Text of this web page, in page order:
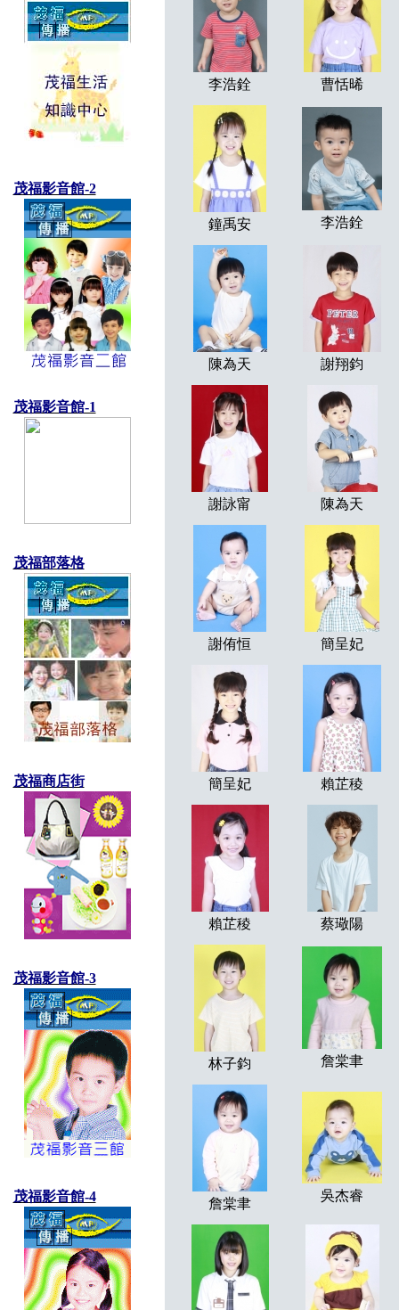
茂福影音館-2
茂福影音館-1
茂福部落格
茂福商店街
茂福影音館-3
茂福影音館-4
李浩銓 曹恬晞
鐘禹安 李浩銓
陳為天 謝翔鈞
謝詠甯 陳為天
謝侑恒 簡呈妃
簡呈妃 賴芷稜
賴芷稜 蔡璥陽
林子鈞 詹棠聿
詹棠聿
吳杰睿